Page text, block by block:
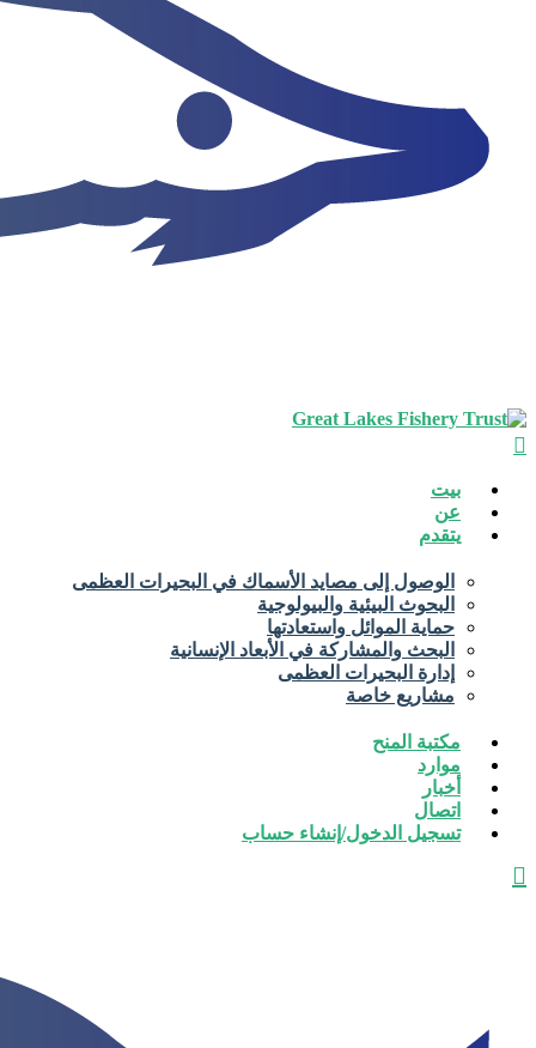
طعام
بيت
عن
يتقدم
الوصول إلى مصايد الأسماك في البحيرات العظمى
البحوث البيئية والبيولوجية
حماية الموائل واستعادتها
البحث والمشاركة في الأبعاد الإنسانية
إدارة البحيرات العظمى
مشاريع خاصة
مكتبة المنح
موارد
أخبار
اتصال
تسجيل الدخول/إنشاء حساب